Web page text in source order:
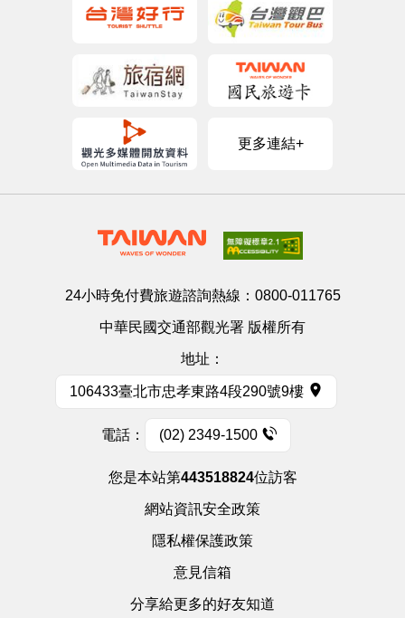
更多連結+
24小時免付費旅遊諮詢熱線： 0800-011765
中華民國交通部觀光署 版權所有
地址：
106433臺北市忠孝東路4段290號9樓
電話： (02) 2349-1500
您是本站第443518824位訪客
網站資訊安全政策
隱私權保護政策
意見信箱
分享給更多的好友知道